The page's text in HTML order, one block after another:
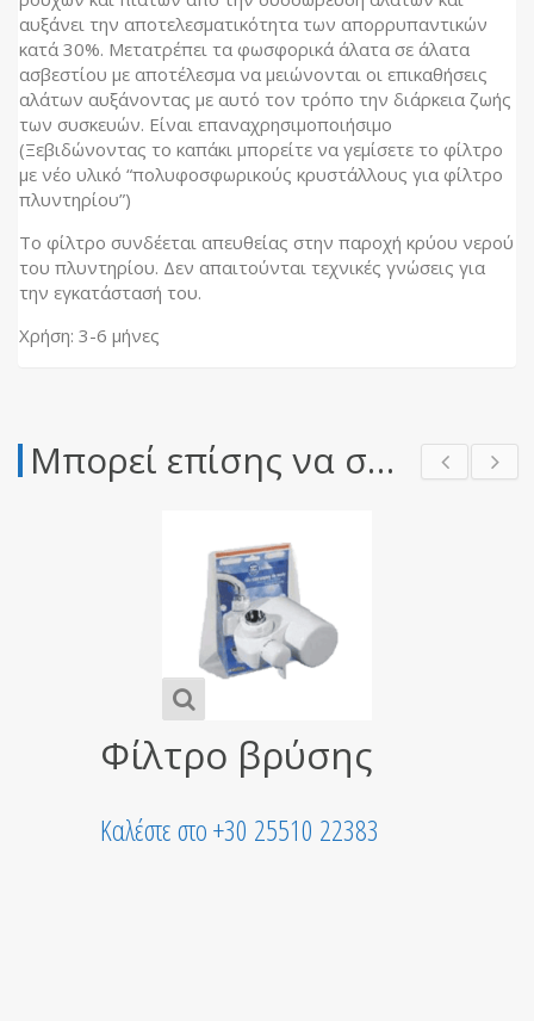
αυξάνει την αποτελεσματικότητα των απορρυπαντικών
κατά 30%. Μετατρέπει τα φωσφορικά άλατα σε άλατα
ασβεστίου με αποτέλεσμα να μειώνονται οι επικαθήσεις
αλάτων αυξάνοντας με αυτό τον τρόπο την διάρκεια ζωής
των συσκευών. Είναι επαναχρησιμοποιήσιμο
(Ξεβιδώνοντας το καπάκι μπορείτε να γεμίσετε το φίλτρο
με νέο υλικό “πολυφοσφωρικούς κρυστάλλους για φίλτρο
πλυντηρίου”)
Το φίλτρο συνδέεται απευθείας στην παροχή κρύου νερού
του πλυντηρίου. Δεν απαιτούνται τεχνικές γνώσεις για
την εγκατάστασή του.
Χρήση: 3-6 μήνες
Μπορεί επίσης να σας αρέσει…
φίλτρο